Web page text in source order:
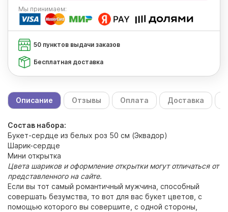
Мы принимаем:
50 пунктов выдачи заказов
Бесплатная доставка
Описание Отзывы Оплата Доставка
Состав набора:
Букет-сердце из белых роз 50 см (Эквадор)
Шарик-сердце
Мини открытка
Цвета шариков и оформление открытки могут отличаться от
представленного на сайте.
Если вы тот самый романтичный мужчина, способный
совершать безумства, то вот для вас букет цветов, с
помощью которого вы совершите, с одной стороны,